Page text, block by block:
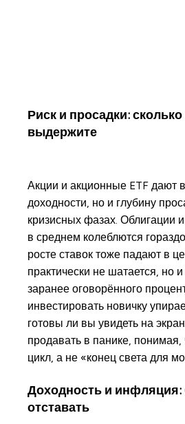
Риск и просадки:
выдержите
Акции и акционные ETF дают
доходности, но и глубину
кризисных фазах. Облигации
в среднем колеблются
росте ставок тоже падают в
практически не шатается, но
заранее оговорённого
инвестировать новичку
готовы ли вы увидеть на
продавать в панике,
цикл, а не «конец света для
Доходность и инфляция:
отставать